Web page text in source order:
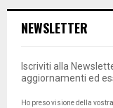
NEWSLETTER
Iscriviti alla
aggiornamenti ed
Ho preso visione della vostra